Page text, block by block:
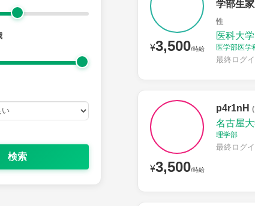
検索
¥3,500/時給
学部生
性
医科大学
医学部医学
最終ログ
¥3,500/時給
p4r1nH
名古屋
理学部
最終ログ